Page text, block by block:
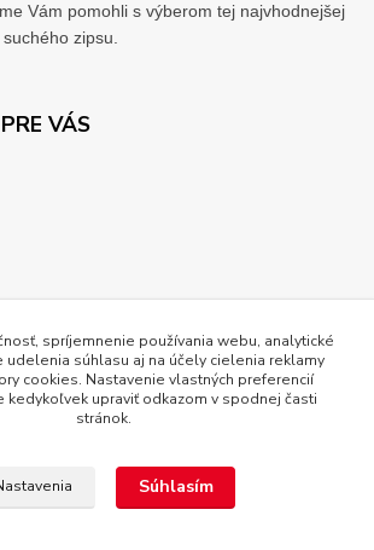
Vám pomohli s výberom tej najvhodnejšej
zipsu.
VÁS
spríjemnenie používania webu, analytické
udelenia súhlasu aj na účely cielenia reklamy
cookies. Nastavenie vlastných preferencií
kedykoľvek upraviť odkazom v spodnej časti
stránok.
Súhlasím